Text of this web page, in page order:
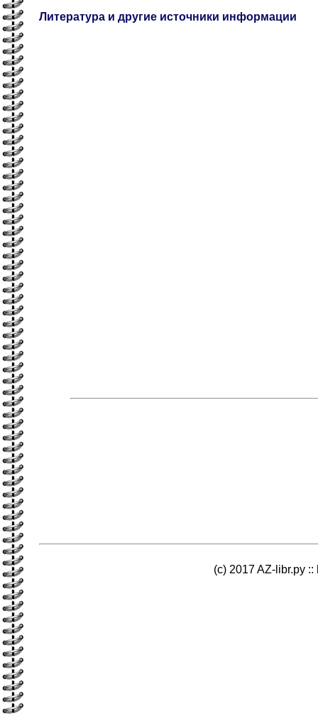
Литература и другие источники информации
(c) 2017 AZ-libr.ру ::